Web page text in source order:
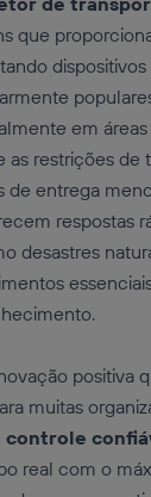
que
em
as restrições de
de entrega
respostas
desastres
positiva
muitas
controle
real com o